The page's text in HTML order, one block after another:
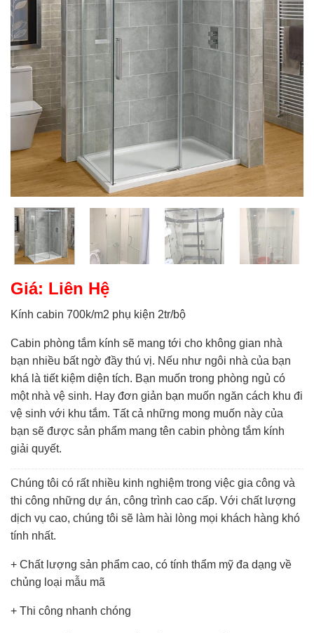
Giá: Liên Hệ
Kính cabin 700k/m2 phụ kiện 2tr/bộ
Cabin phòng tắm kính sẽ mang tới cho không gian nhà
bạn nhiều bất ngờ đầy thú vị. Nếu như ngôi nhà của bạn
khá là tiết kiệm diện tích. Bạn muốn trong phòng ngủ có
một nhà vệ sinh. Hay đơn giản bạn muốn ngăn cách khu đi
vệ sinh với khu tắm. Tất cả những mong muốn này của
bạn sẽ được sản phẩm mang tên cabin phòng tắm kính
giải quyết.
Chúng tôi có rất nhiều kinh nghiệm trong việc gia công và
thi công những dự án, công trình cao cấp. Với chất lượng
dịch vụ cao, chúng tôi sẽ làm hài lòng mọi khách hàng khó
tính nhất.
+ Chất lượng sản phẩm cao, có tính thẩm mỹ đa dạng về
chủng loại mẫu mã
+ Thi công nhanh chóng